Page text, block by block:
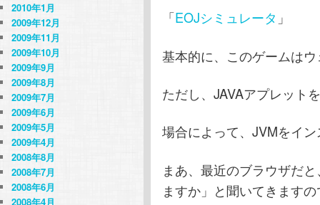
「EOJシミュレータ 」
基本的に、このゲームは
ただし、JAVAアプレット
場合によって、JVMをイ
まあ、最近のブラウザだ
ますか」と聞いてきます
2010年1月
2009年12月
2009年11月
2009年10月
2009年9月
2009年8月
2009年7月
2009年6月
2009年5月
2009年4月
2008年8月
2008年7月
2008年6月
2008年4月